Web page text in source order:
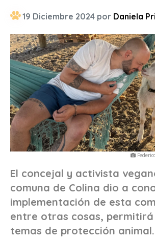
19 Diciembre 2024 por Daniela
El concejal y activista
comuna de Colina dio a
implementación de esta
entre otras cosas,
temas de protección animal.